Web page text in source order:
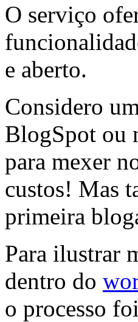
O serviço
e aberto.
Considero
BlogSpot ou
para mexer
custos! Mas
primeira
Para ilustrar
dentro do
o processo